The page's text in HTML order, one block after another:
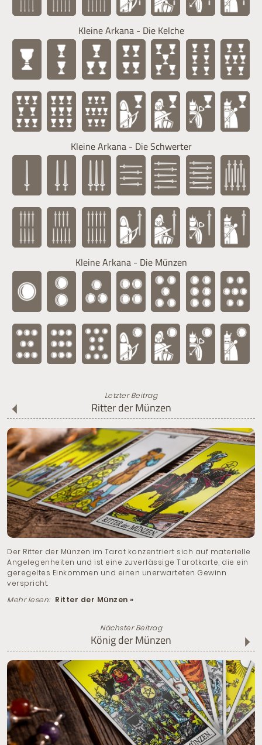
Kleine Arkana - Die Kelche
Kleine Arkana - Die Schwerter
Kleine Arkana - Die Münzen
Letzter Beitrag
Ritter der Münzen
Der Ritter der Münzen im Tarot konzentriert sich auf materielle
Angelegenheiten und ist eine zuverlässige Tarotkarte, die ein
geregeltes Einkommen und einen unerwarteten Gewinn
verspricht.
Mehr lesen: Ritter der Münzen »
Nächster Beitrag
König der Münzen